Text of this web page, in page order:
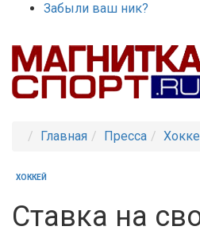
Забыли ваш ник?
Главная Пресса
ХОККЕЙ
Ставка на